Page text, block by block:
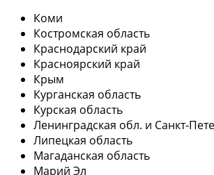
Коми
Костромская область
Краснодарский край
Красноярский край
Крым
Курганская область
Курская область
Ленинградская обл. и Санкт-
Липецкая область
Магаданская область
Марий Эл